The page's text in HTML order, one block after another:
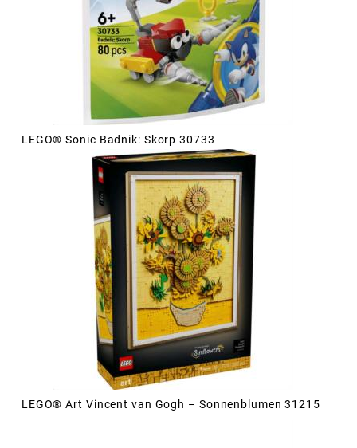
LEGO® Sonic Badnik: Skorp 30733
LEGO® Art Vincent van Gogh – Sonnenblumen 31215